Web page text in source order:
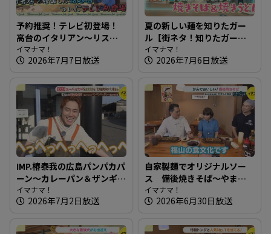
予約推奨！テレビ初登場！
高台のイタリアン～リスト
ランテ ヌック【たまにはそ
とランチ】
イマナマ！
2026年7月7日放送
夏の新しい麺を知りたガー
ル【街ネタ！知りたガー
ル】
イマナマ！
2026年7月6日放送
IMP.椿泰我の広島パンパカパ
ーン～カレーパン＆ザンギ!?
金賞受賞も！ 北海道発祥の
パン屋さん
イマナマ！
2026年7月2日放送
自家製麺でオリジナルソー
ス 備後焼きそば～やまも
と商店【たまにはそとラン
チ】
イマナマ！
2026年6月30日放送